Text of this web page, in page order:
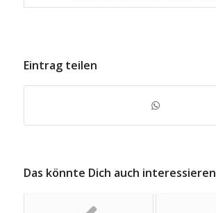
Eintrag teilen
Das könnte Dich auch interessieren